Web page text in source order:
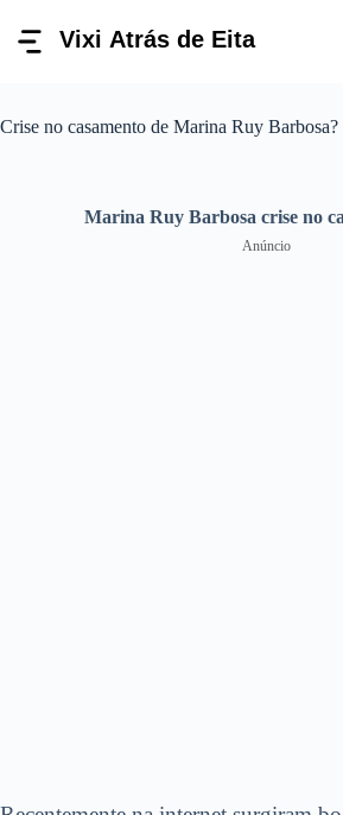
para
Crise no casamento de Marina Ruy Barbosa?
Marina Ruy Barbosa crise no
Anúncio